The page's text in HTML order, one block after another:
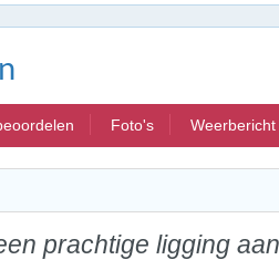
Foto's Weerbericht
prachtige ligging aan